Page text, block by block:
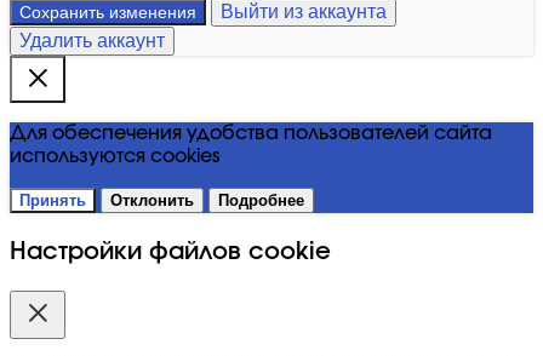
Сохранить изменения
Выйти из аккаунта
Удалить аккаунт
Для обеспечения удобства пользователей сайта
используются cookies
Принять Отклонить Подробнее
Настройки файлов cookie